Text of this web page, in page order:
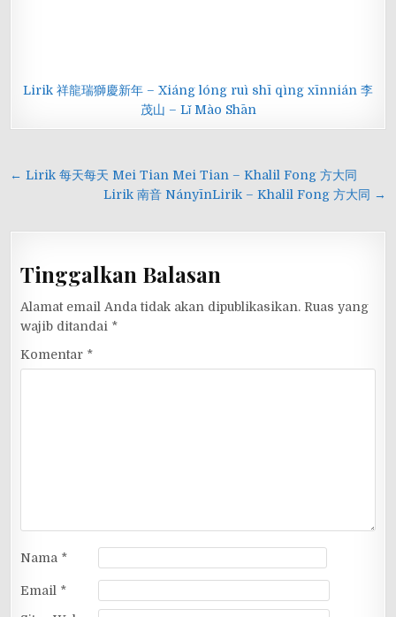
Lirik 祥龍瑞獅慶新年 – Xiáng lóng ruì shī qìng xīnnián 李
茂山 – Lǐ Mào Shān
Navigasi
← Lirik 每天每天 Mei Tian Mei Tian – Khalil Fong 方大同
Lirik 南音 NányīnLirik – Khalil Fong 方大同 →
Tinggalkan Balasan
Alamat email Anda tidak akan dipublikasikan. Ruas yang
wajib ditandai *
Komentar *
Nama *
Email *